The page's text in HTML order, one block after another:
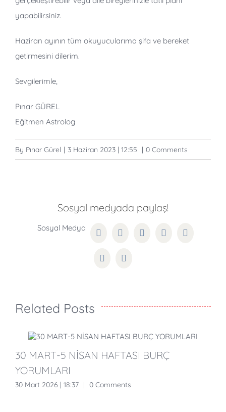
yapabilirsiniz.
Haziran ayının tüm okuyucularıma şifa ve bereket
getirmesini dilerim.
Sevgilerimle,
Pınar GÜREL
Eğitmen Astrolog
By Pınar Gürel | 3 Haziran 2023 | 12:55 | 0 Comments
Sosyal medyada paylaş!
FacebookTwitterRedditLinkedInWhatsApp
PinterestEmail
Related Posts
30 MART-5 NİSAN HAFTASI BURÇ
YORUMLARI
30 Mart 2026 | 18:37 | 0 Comments